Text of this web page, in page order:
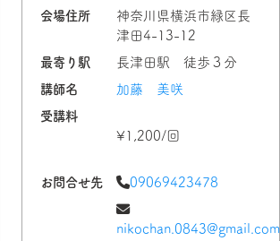
会場住所
神奈川県横浜市緑区長
津田4-13-12
最寄り駅
長津田駅 徒歩３分
講師名
加藤 美咲
受講料
¥1,200/回
お問合せ先 09069423478
nikochan.0843@gmail.com